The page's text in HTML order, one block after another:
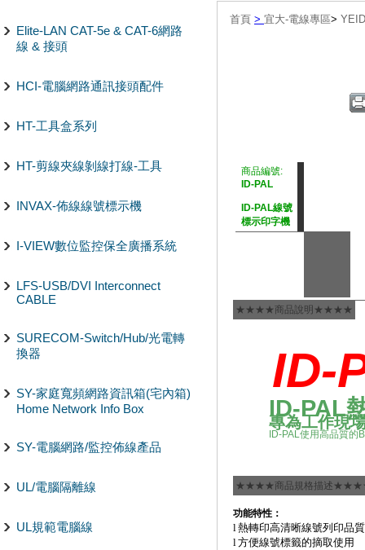
Elite-LAN CAT-5e & CAT-6網路
線 & 接頭
HCI-電腦網路通訊接頭配件
HT-工具盒系列
HT-剪線夾線剝線打線-工具
INVAX-佈線線號標示機
I-VIEW數位監控保全廣播系統
LFS-USB/DVI Interconnect
CABLE
SURECOM-Switch/Hub/光電轉
換器
SY-家庭寬頻網路資訊箱(宅內箱)
Home Network Info Box
SY-電腦網路/監控佈線產品
UL/電腦隔離線
UL規範電腦線
首頁 > 宜大-電線專區>
商品編號:
ID-PAL
ID-PAL線號
標示印字機
★★★★商品說明★★★★
ID-
ID-PAL
專為工作現
ID-PAL使用高品質的
★★★★商品規格描述
功能特性：
l熱轉印高清晰線號列印品質
l方便線號標籤的摘取使用